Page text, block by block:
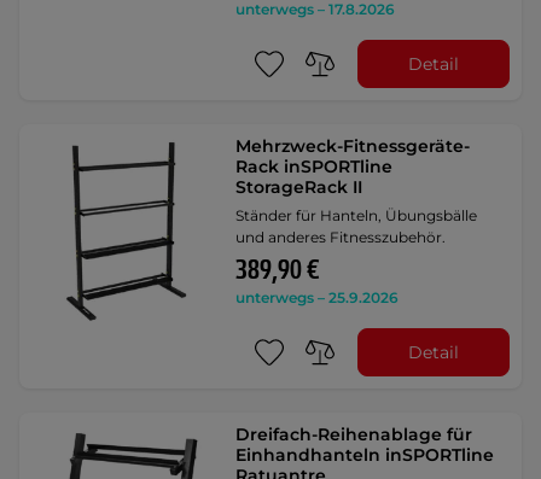
unterwegs – 17.8.2026
Detail
Mehrzweck-Fitnessgeräte-
Rack inSPORTline
StorageRack II
Ständer für Hanteln, Übungsbälle
und anderes Fitnesszubehör.
389,90 €
unterwegs – 25.9.2026
Detail
Dreifach-Reihenablage für
Einhandhanteln inSPORTline